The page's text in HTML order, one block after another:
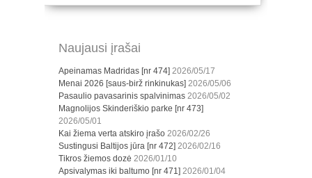
Naujausi įrašai
Apeinamas Madridas [nr 474] 2026/05/17
Menai 2026 [saus-birž rinkinukas] 2026/05/06
Pasaulio pavasarinis spalvinimas 2026/05/02
Magnolijos Skinderiškio parke [nr 473]
2026/05/01
Kai žiema verta atskiro įrašo 2026/02/26
Sustingusi Baltijos jūra [nr 472] 2026/02/16
Tikros žiemos dozė 2026/01/10
Apsivalymas iki baltumo [nr 471] 2026/01/04